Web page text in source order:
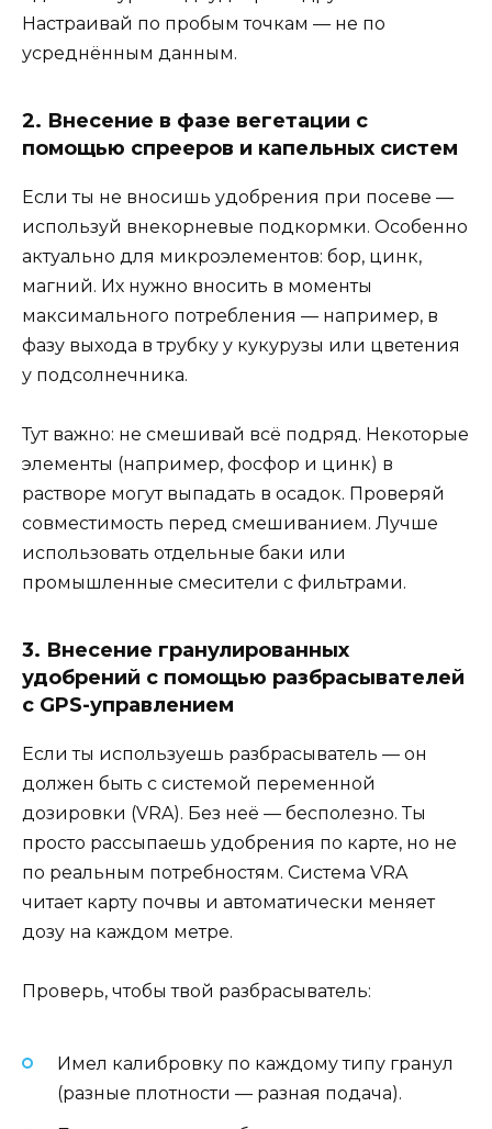
Настраивай по пробым точкам — не по
усреднённым данным.
2. Внесение в фазе вегетации с
помощью спрееров и капельных систем
Если ты не вносишь удобрения при посеве —
используй внекорневые подкормки. Особенно
актуально для микроэлементов: бор, цинк,
магний. Их нужно вносить в моменты
максимального потребления — например, в
фазу выхода в трубку у кукурузы или цветения
у подсолнечника.
Тут важно: не смешивай всё подряд. Некоторые
элементы (например, фосфор и цинк) в
растворе могут выпадать в осадок. Проверяй
совместимость перед смешиванием. Лучше
использовать отдельные баки или
промышленные смесители с фильтрами.
3. Внесение гранулированных
удобрений с помощью разбрасывателей
с GPS-управлением
Если ты используешь разбрасыватель — он
должен быть с системой переменной
дозировки (VRA). Без неё — бесполезно. Ты
просто рассыпаешь удобрения по карте, но не
по реальным потребностям. Система VRA
читает карту почвы и автоматически меняет
дозу на каждом метре.
Проверь, чтобы твой разбрасыватель:
Имел калибровку по каждому типу гранул
(разные плотности — разная подача).